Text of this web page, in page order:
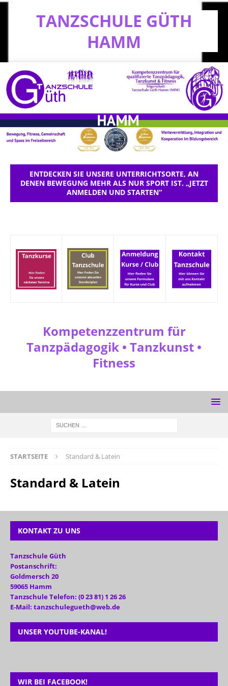
TANZSCHULE GÜTH
HAMM
ENTDECKEN SIE UNSERE UNTERRICHTSORTE, AN
DENEN BEWEGUNG MEHR ALS NUR SPORT IST. „JETZT
ANMELDEN UND STARTEN“
Kompetenzzentrum für
Tanzpädagogik • Tanzkunst •
Fitness
STARTSEITE Standard & Latein
Standard & Latein
KONTAKT ZU UNS
Tanzschule Güth
Postanschrift:
Goldmersch 20
59065 Hamm
Tanzschule Telefon: (0 23 81) 1 26 26
E-Mail: tanzschulegueth@web.de
UNSER YOUTUBE-KANAL!
WIR BEI FACEBOOK!